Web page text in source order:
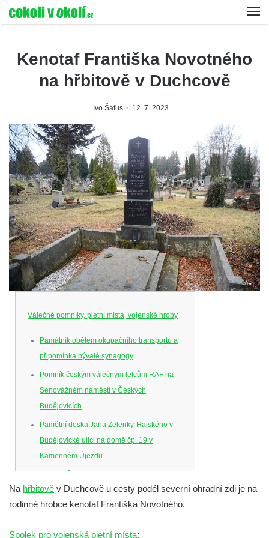
Kenotaf Františka Novotného
na hřbitově v Duchcově
Ivo Šafus 12. 7. 2023
Válečné pomníky, pietní místa, vojenské hroby
Památník obětem okupačního transportu a
připomínka bývalé synagogy
Pomník českým válečným letcům RAF na
Senovážném náměstí v Českých
Budějovicích
Pamětní deska Jana Zelenky-Hajského v
Budějovické ulici na domě čp. 19 v
Kamenném Újezdu
Kenotaf Šimona Valhy na starém hřbitově v
Kamenném Újezdě
Kenotaf Václava B. Hájka na starém
Na hřbitově v Duchcově u cesty podél severní ohradní zdi je na
rodinné hrobce kenotaf Františka Novotného.
Spolek pro vojenská pietní místa: